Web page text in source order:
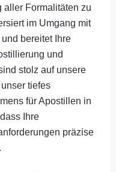
aller Formalitäten zu
im Umgang mit
bereitet Ihre
und
stolz auf unsere
tiefes
für Apostillen in
Ihre
präzise